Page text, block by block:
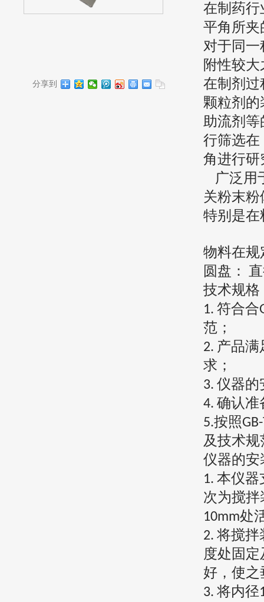
分享到
在制药行
平角所夹
对于同
附性较
在制剂过
颗粒剂
助流剂
行筛选在
角进行研
广泛用
关粉末
特别是在
物料在规
圆盘：
技术规格
1. 符合合
范；
2. 产品满
求；
3. 仪器的
4. 确认准
5.按照
及技术
仪器的安
1. 本仪器
次为搅
10mm处
2. 将搅拌
度处固
好，使
3. 将内径